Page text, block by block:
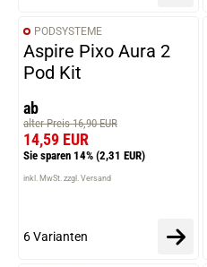
PODSYSTEME
Aspire Pixo Aura 2
Pod Kit
ab
alter Preis 16,90 EUR
14,59 EUR
Sie sparen 14% (2,31 EUR)
inkl. MwSt. zzgl. Versand
6 Varianten